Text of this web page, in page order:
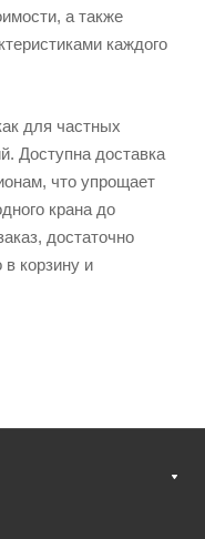
а также
каждого
для частных
Доступна доставка
что упрощает
крана до
достаточно
корзину и